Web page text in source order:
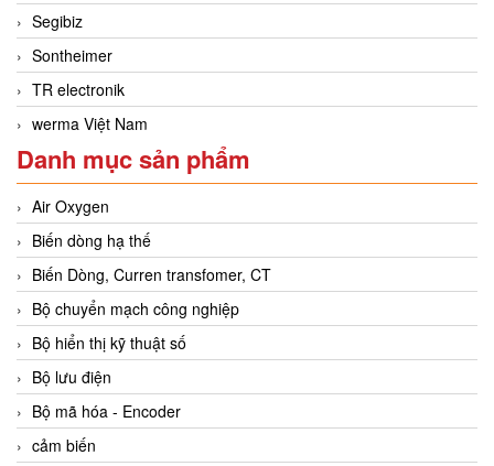
Segibiz
Sontheimer
TR electronik
werma Việt Nam
Danh mục sản phẩm
Air Oxygen
Biến dòng hạ thế
Biến Dòng, Curren transfomer, CT
Bộ chuyển mạch công nghiệp
Bộ hiển thị kỹ thuật số
Bộ lưu điện
Bộ mã hóa - Encoder
cảm biến